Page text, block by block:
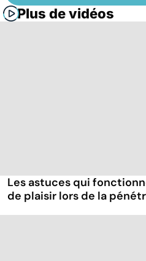
Plus de vidéos
Les astuces qui
de plaisir lors de la